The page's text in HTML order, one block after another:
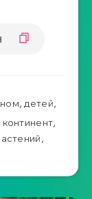
,детей,
континент,
,